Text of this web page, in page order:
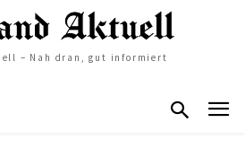
– Nah dran, gut informiert